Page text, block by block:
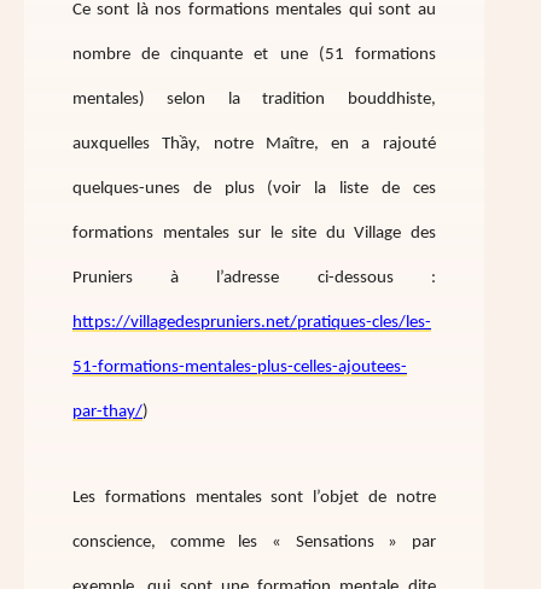
Ce sont là nos formations mentales qui sont au
nombre de cinquante et une (51 formations
mentales) selon la tradition bouddhiste,
auxquelles Thầy, notre Maître, en a rajouté
quelques-unes de plus (voir la liste de ces
formations mentales sur le site du Village des
Pruniers à l’adresse ci-dessous :
https://villagedespruniers.net/pratiques-cles/les-
51-formations-mentales-plus-celles-ajoutees-
par-thay/)
Les formations mentales sont l’objet de notre
conscience, comme les « Sensations » par